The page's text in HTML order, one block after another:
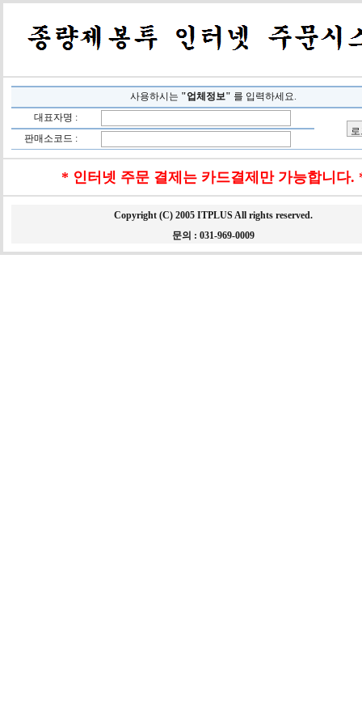
사용하시는 "업체정보" 를 입력하세요.
대표자명 :
판매소코드 :
* 인터넷 주문 결제는 카드결제만 가능합니다.
Copyright (C) 2005 ITPLUS All rights reserved.
문의 : 031-969-0009